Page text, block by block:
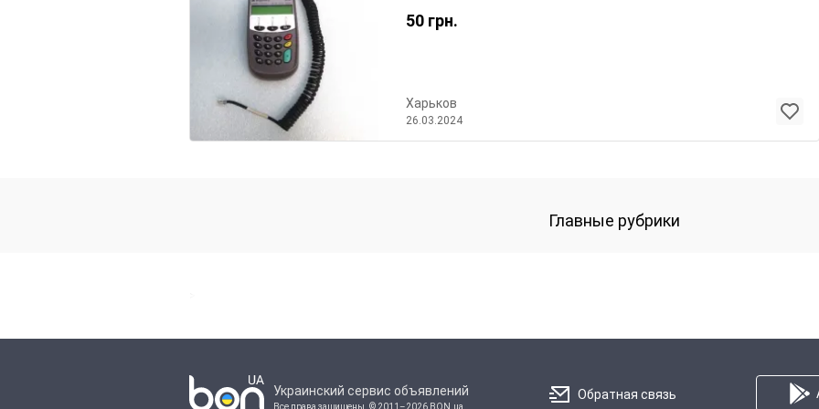
50 грн.
Харьков
26.03.2024
Главные рубрики
Украинский сервис объявлений
Все права защищены. © 2011–2026 BON.ua
Обратная связь